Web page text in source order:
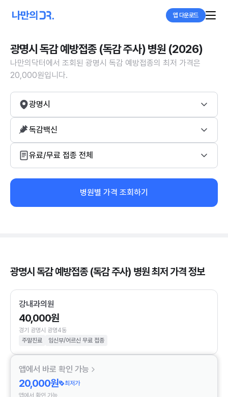
앱 다운로드
광명시 독감 예방접종 (독감 주사) 병원 (2026)
나만의닥터에서 조회된 광명시 독감 예방접종의 최저 가격은
20,000원입니다.
광명시
독감백신
유료/무료 접종 전체
병원별 가격 조회하기
광명시 독감 예방접종 (독감 주사) 병원 최저 가격 정보
강내과의원
40,000원
경기 광명시 광명4동
주말진료
임신부/어르신 무료 접종
앱에서 바로 확인 가능
20,000원
최저가
앱에서 확인 가능